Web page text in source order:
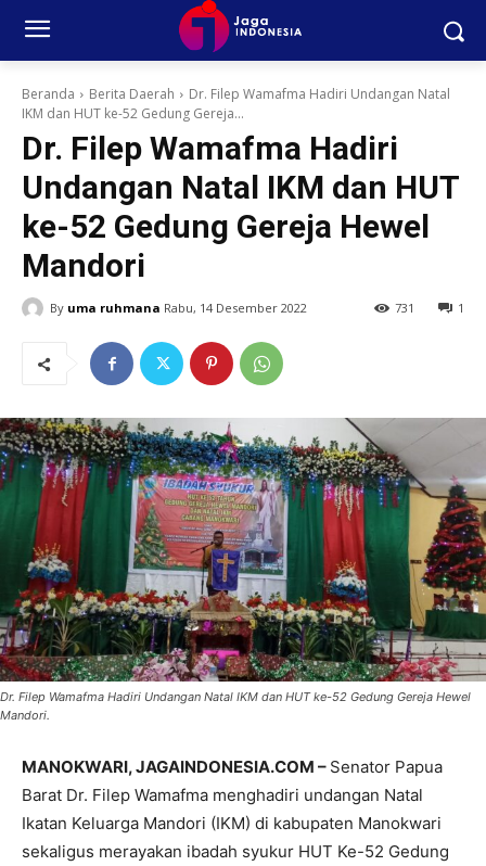
Beranda Berita Daerah
Dr. Filep Wamafma Hadiri Undangan Natal
IKM dan HUT ke-52 Gedung Gereja...
Dr. Filep Wamafma Hadiri
Undangan Natal IKM dan HUT
ke-52 Gedung Gereja Hewel
Mandori
By uma ruhmana Rabu, 14 Desember 2022 1
731
Dr. Filep Wamafma Hadiri Undangan Natal IKM dan HUT ke-52 Gedung Gereja Hewel
Mandori.
MANOKWARI, JAGAINDONESIA.COM – Senator Papua
Barat Dr. Filep Wamafma menghadiri undangan Natal
Ikatan Keluarga Mandori (IKM) di kabupaten Manokwari
sekaligus merayakan ibadah syukur HUT Ke-52 Gedung